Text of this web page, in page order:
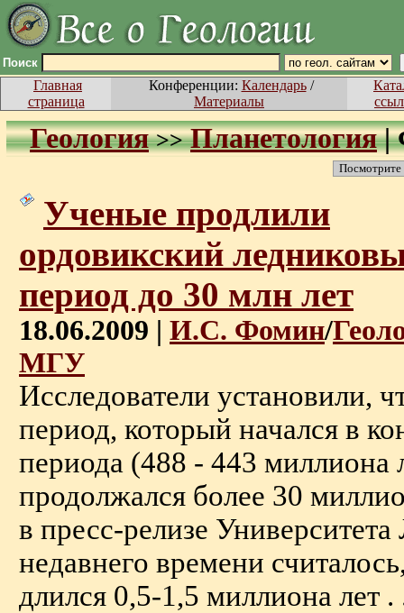
Поиск
Главная
страница
Конференции: Календарь/
Материалы
Геология >> Планетология|
Посмотрите
Ученые продлили
ордовикский
период до 30 млн лет
18.06.2009 | И.С. Фомин/
МГУ
Исследователи установили,
период, который начался в
периода (488 - 443 миллиона
продолжался более 30
в пресс-релизе
недавнего времени
длился 0,5-1,5 миллиона лет .